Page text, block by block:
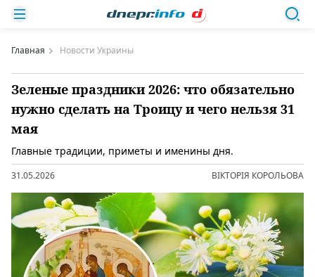
Главная Новости Украины
Зеленые праздники 2026: что обязательно
нужно сделать на Троицу и чего нельзя 31
мая
Главные традиции, приметы и именины дня.
31.05.2026 ВІКТОРІЯ КОРОЛЬОВА